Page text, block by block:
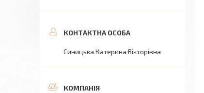
Синицька Катерина Вікторівна